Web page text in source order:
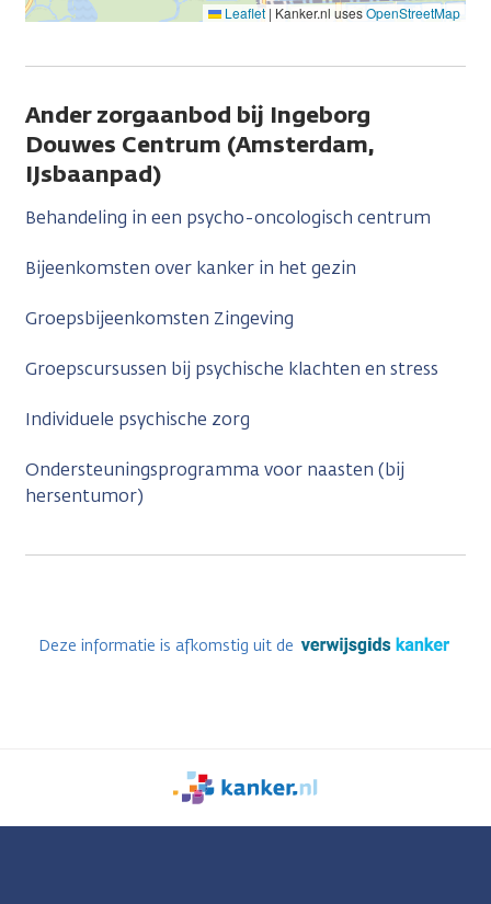
Leaflet | Kanker.nl usesOpenStreetMap
Ander zorgaanbod bij Ingeborg
Douwes Centrum (Amsterdam,
IJsbaanpad)
Behandeling in een psycho-oncologisch centrum
Bijeenkomsten over kanker in het gezin
Groepsbijeenkomsten Zingeving
Groepscursussen bij psychische klachten en stress
Individuele psychische zorg
Ondersteuningsprogramma voor naasten (bij
hersentumor)
Deze informatie is afkomstig uit de
We
zijn